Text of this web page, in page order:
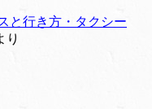
と行き方・タクシー
り